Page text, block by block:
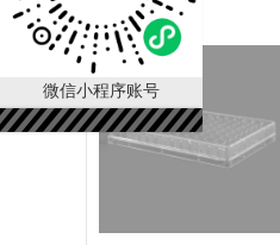
微信小程序账号
0人购买